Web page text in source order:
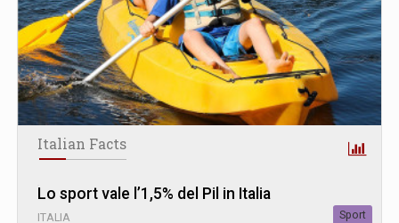
Italian Facts
Lo sport vale l’1,5% del Pil in Italia
ITALIA Sport